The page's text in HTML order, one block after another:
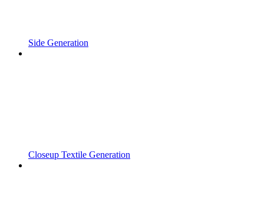
Side Generation
Closeup Textile Generation